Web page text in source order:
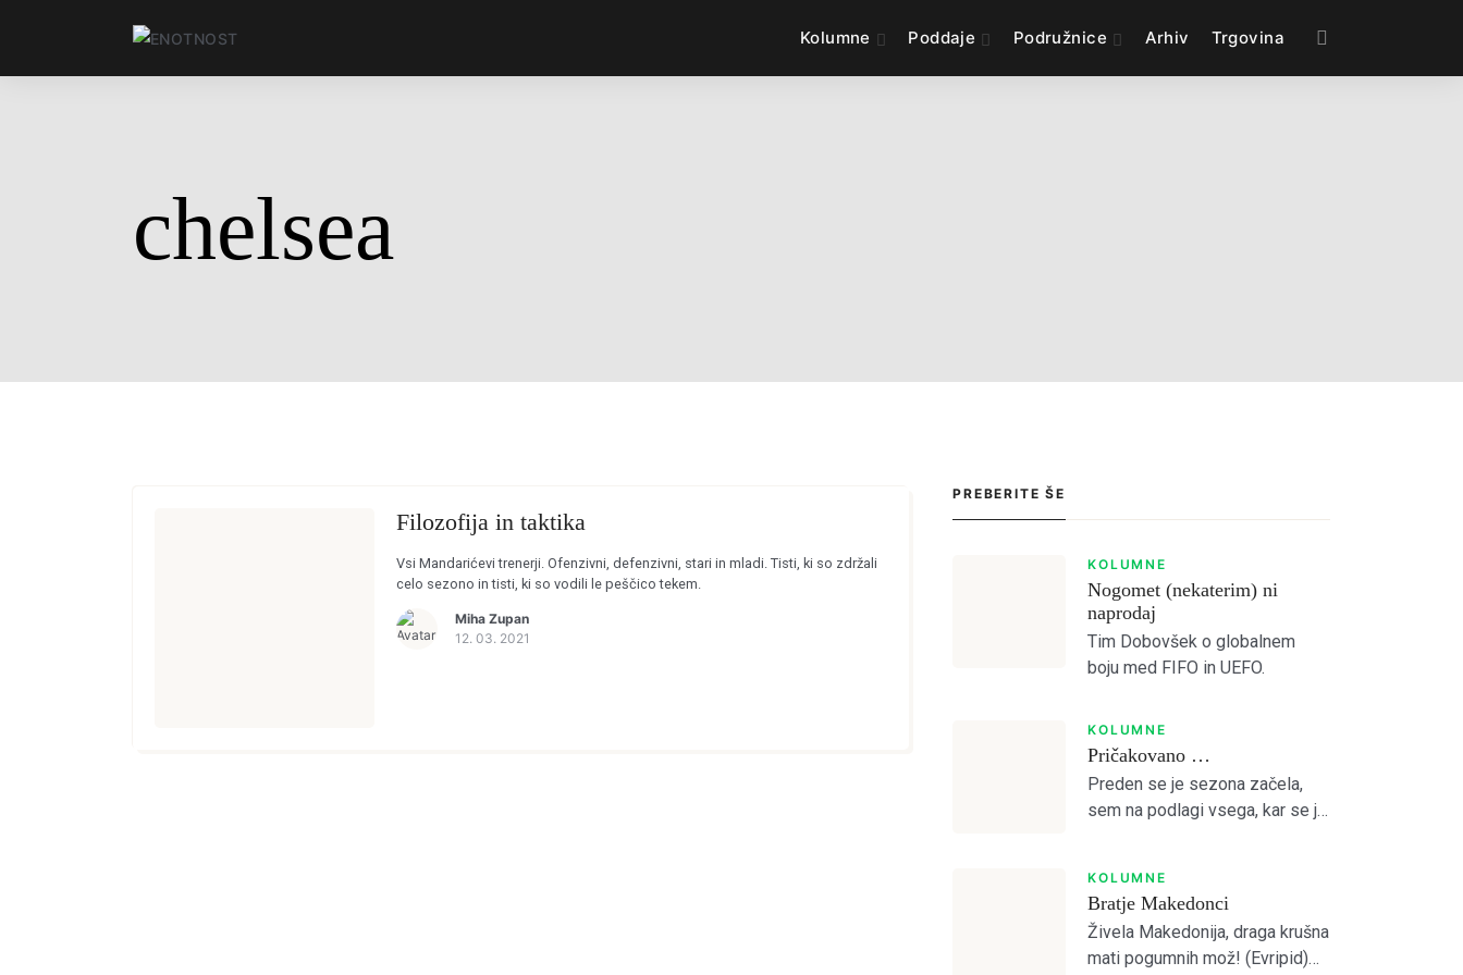
Kolumne Poddaje Podružnice Arhiv Trgovina
chelsea
Filozofija in taktika
Vsi Mandarićevi trenerji. Ofenzivni, defenzivni, stari in mladi. Tisti, ki so zdržali
celo sezono in tisti, ki so vodili le peščico tekem.
Miha Zupan
12. 03. 2021
PREBERITE ŠE
KOLUMNE
Nogomet (nekaterim) ni
naprodaj
Tim Dobovšek o globalnem
boju med FIFO in UEFO.
KOLUMNE
Pričakovano …
Preden se je sezona začela,
sem na podlagi vsega, kar se je
četrtega mesta. Otvoritvena
tekma z Bravom je to […]
KOLUMNE
Bratje Makedonci
Živela Makedonija, draga krušna
mati pogumnih mož! (Evripid)